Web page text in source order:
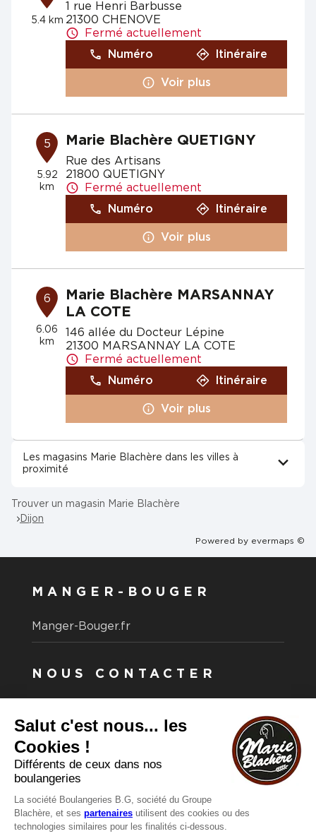
5.4 km
1 rue Henri Barbusse
21300 CHENOVE
Fermé actuellement
Numéro
Itinéraire
Voir plus
5
5.92
km
Marie Blachère QUETIGNY
Rue des Artisans
21800 QUETIGNY
Fermé actuellement
Numéro
Itinéraire
Voir plus
6
6.06
km
Marie Blachère MARSANNAY
LA COTE
146 allée du Docteur Lépine
21300 MARSANNAY LA COTE
Fermé actuellement
Numéro
Itinéraire
Voir plus
Les magasins Marie Blachère dans les villes à
proximité
Trouver un magasin Marie Blachère
Dijon
Powered by evermaps ©
MANGER-BOUGER
Manger-Bouger.fr
NOUS CONTACTER
Vous souhaitez nous contacter ?
Consultez notre FAQ.
FAQ
Recrutement